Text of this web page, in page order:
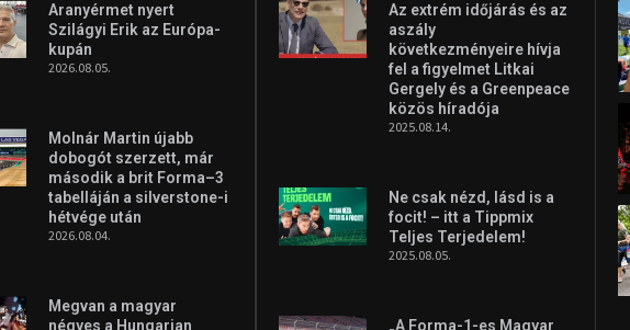
Aranyérmet nyert
Szilágyi Erik az Európa-
kupán
2026.08.05.
Molnár Martin újabb
dobogót szerzett, már
második a brit Forma–3
tabelláján a silverstone-i
hétvége után
2026.08.04.
Megvan a magyar
négyes a Hungarian
Az extrém időjárás és az
aszály
következményeire hívja
fel a figyelmet Litkai
Gergely és a Greenpeace
közös híradója
2025.08.14.
Ne csak nézd, lásd is a
focit! – itt a Tippmix
Teljes Terjedelem!
2025.08.05.
„A Forma-1-es Magyar